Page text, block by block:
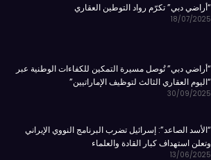
“أراضي دبي” تكرّم رواد التوطين العقاري
18/07/2025
“أراضي دبي” تُوصل مسيرة التمكين للكفاءات الوطنية عبر
“اليوم العقاري الثالث لتوظيف الإماراتيين”
30/09/2025
“الأسد الصاعد”: إسرائيل تضرب البرنامج النووي الإيراني
وتعلن استهداف كبار القادة والعلماء
13/06/2025